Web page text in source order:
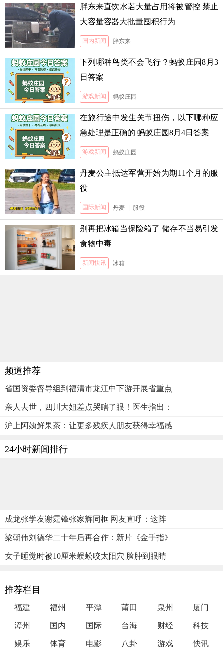
胖东来直饮水若大量占用将被管控 禁止
大容量容器大批量囤积行为
国内新闻 胖东来
下列哪种鸟类不会飞行？蚂蚁庄园8月3
日答案
游戏新闻 蚂蚁庄园
在旅行途中发生关节扭伤，以下哪种应
急处理是正确的 蚂蚁庄园8月4日答案
游戏新闻 蚂蚁庄园
丹麦公主抵达军营开始为期11个月的服
役
国际新闻 丹麦 服役
别再把冰箱当保险箱了 储存不当易引发
食物中毒
新闻快讯 冰箱
频道推荐
省国资委督导组到福清市龙江中下游开展省重点
亲人去世，四川大姐差点哭瞎了眼！医生指出：
沪上阿姨鲜果茶：让更多残疾人朋友获得幸福感
24小时新闻排行
成龙张学友谢霆锋张家辉同框 网友直呼：这阵
梁朝伟刘德华二十年后再合作：新片《金手指》
女子睡觉时被10厘米蜈蚣咬太阳穴 脸肿到眼睛
推荐栏目
福建 福州 平潭 莆田 泉州 厦门
漳州 国内 国际 台海 财经 科技
娱乐 体育 电影 八卦 游戏 快讯